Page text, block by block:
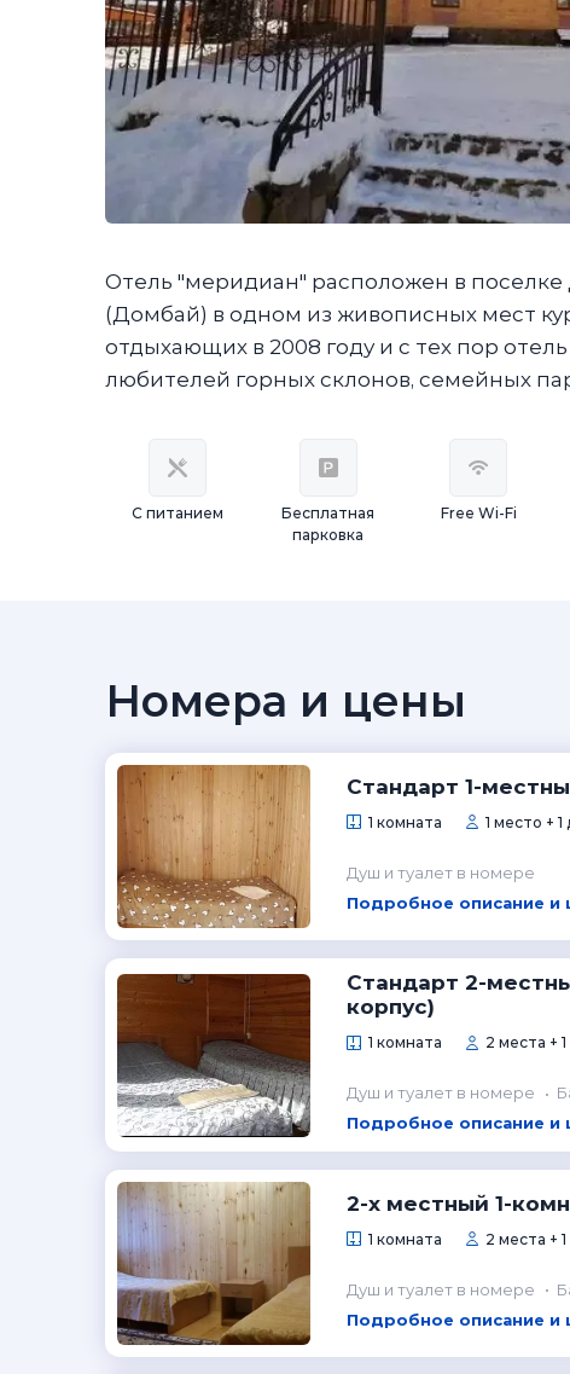
Отель "меридиан" расположен в
(Домбай) в одном из живописных мест
отдыхающих в 2008 году и с тех пор
любителей горных склонов, семейных
С питанием
Бесплатная
парковка
Free Wi-Fi
Номера и цены
Стандарт 1-
1 комната 1 место + 1
Душ и туалет в номере
Подробное описание и
Стандарт 2-
корпус)
1 комната 2 места +
Душ и туалет в номере
Подробное описание и
2-х местный 1-
1 комната 2 места +
Душ и туалет в номере
Подробное описание и